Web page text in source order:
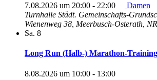
7.08.2026 um 20:00 - 22:00
Damen
Turnhalle Städt. Gemeinschafts-
Wienenweg 38, Meerbusch-Osterath,
Sa. 8
Long Run (Halb-) Marathon-Training
8.08.2026 um 10:00 - 13:00